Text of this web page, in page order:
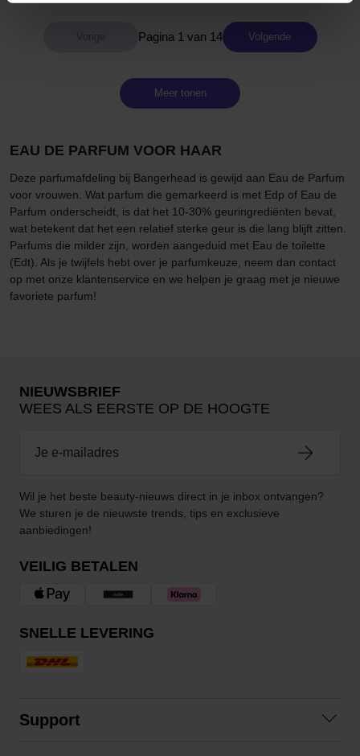
Pagina 1 van 14 Volgende
Meer tonen
EAU DE PARFUM VOOR HAAR
Deze parfumafdeling bij Bangerhead is gewijd aan Eau de Parfum
voor vrouwen. Wat parfum die gemarkeerd is met Edp of Eau de
Parfum onderscheidt, is dat het 10-30% geuringrediënten bevat,
wat betekent dat het een relatief sterke geur is die lang blijft zitten.
Parfums die milder zijn, worden aangeduid met Eau de toilette
(Edt). Als je twijfels hebt over je parfumkeuze, neem dan contact
op met onze klantenservice en we helpen je graag met je nieuwe
favoriete parfum!
NIEUWSBRIEF
WEES ALS EERSTE OP DE HOOGTE
Wil je het beste beauty-nieuws direct in je inbox ontvangen?
We sturen je de nieuwste trends, tips en exclusieve
aanbiedingen!
VEILIG BETALEN
SNELLE LEVERING
Support